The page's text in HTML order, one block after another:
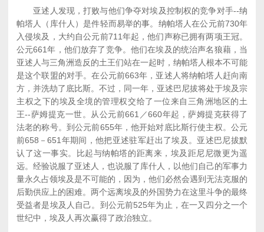
亚述人发现，打败与他们争夺对埃及控制权的竞争对手--纳
帕塔人（库什人）是件轻而易举的事。纳帕塔人在公元前730年
入侵埃及，大约自公元前711年起，他们声称已拥有两项王冠。
公元661年，他们放弃了竞争。他们在埃及的统治声名狼藉，当
亚述人与三角洲造反的土王们站在一起时，纳帕塔人根本不可能
是这个联盟的对手。在公元前663年，亚述人将纳帕塔人赶向南
方，并洗劫了底比斯。不过，同一年，亚述巴尼拔将处于埃及宗
主权之下的埃及全境的管理权交给了一位来自三角洲地区的土
王--萨姆提克一世。从公元前661／660年起，萨姆提克获得了
法老的称号。到公元前655年，他开始对底比斯行使主权。公元
前658－651年期间，他把亚述驻军赶出了埃及。亚述巴尼拔默
认了这一事实。比起与纳帕塔的距离来，埃及距尼尼微更为遥
远。经验说服了亚述人，也说服了库什人，以他们自己的军事力
量永久占领埃及是不可能的，因为，他们必然会遇到无法克服的
后勤供应上的困难。两个远离埃及的外国势力在这里斗争的最终
受益者是埃及人自己。到公元前525年为止，在一又四分之一个
世纪中，埃及人再次赢得了政治独立。